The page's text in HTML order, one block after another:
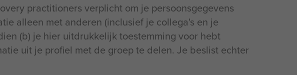
practitioners verplicht om je persoonsgegevens
alleen met anderen (inclusief je collega's en je
(b) je hier uitdrukkelijk toestemming voor hebt
uit je profiel met de groep te delen. Je beslist echter